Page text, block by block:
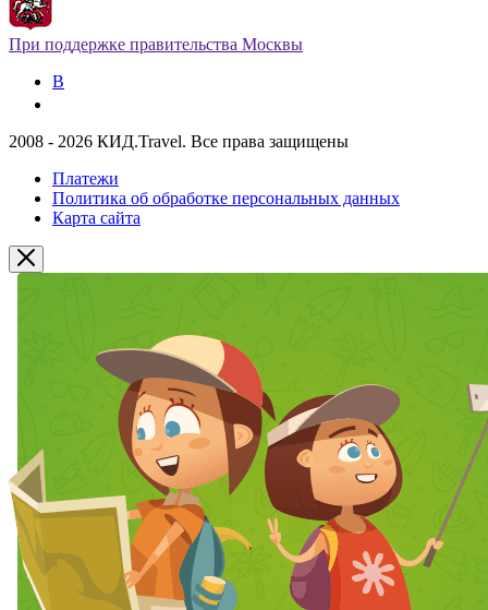
При поддержке правительства Москвы
В
2008 - 2026 КИД.Travel. Все права защищены
Платежи
Политика об обработке персональных данных
Карта сайта